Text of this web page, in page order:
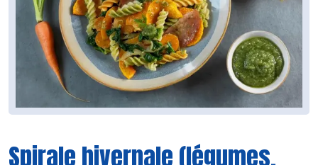
Spirale hivernale (légumes,